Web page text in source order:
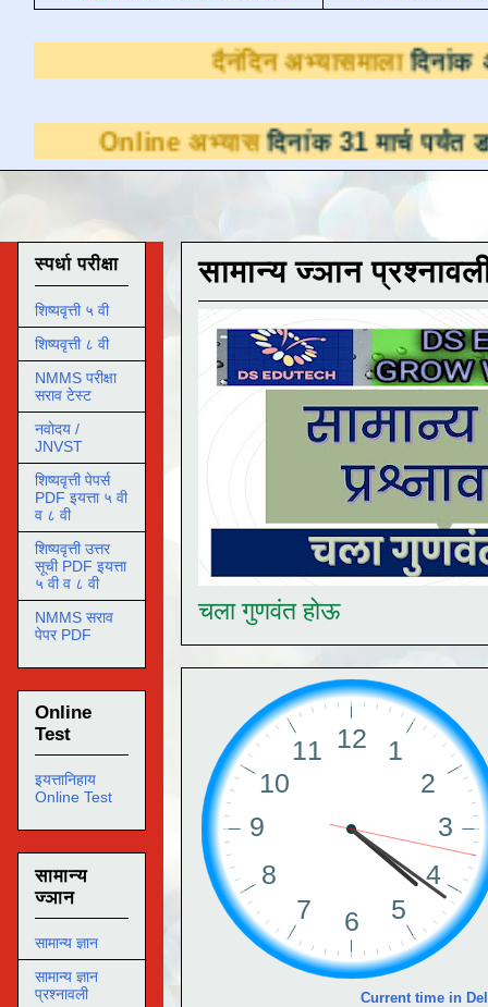
दैनंदिन
अभ्यासदिनांक 31 मार्च पर्यंत
सामान्य ज्ञान
चला गुणवंत होऊ
Current time in
स्पर्धा परीक्षा
शिष्यवृत्ती ५ वी
शिष्यवृत्ती ८ वी
NMMS परीक्षा
सराव टेस्ट
नवोदय /
JNVST
शिष्यवृत्ती पेपर्स
PDF इयत्ता ५ वी
व ८ वी
शिष्यवृत्ती उत्तर
सूची PDF इयत्ता
५ वी व ८ वी
NMMS सराव
पेपर PDF
Online
Test
इयत्तानिहाय
Online Test
सामान्य
ज्ञान
सामान्य ज्ञान
सामान्य ज्ञान
प्रश्नावली